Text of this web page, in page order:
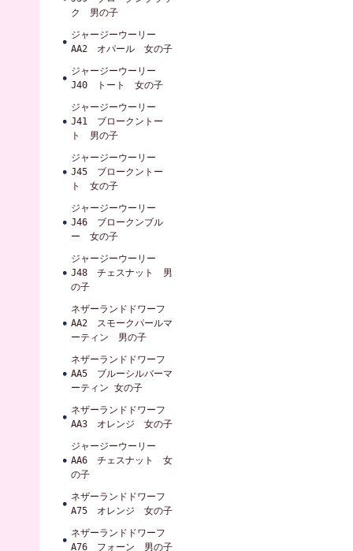
ク 男の子
ジャージーウーリー
AA2 オパール 女の子
ジャージーウーリー
J40 トート 女の子
ジャージーウーリー
J41 ブロークントー
ト 男の子
ジャージーウーリー
J45 ブロークントー
ト 女の子
ジャージーウーリー
J46 ブロークンブル
ー 女の子
ジャージーウーリー
J48 チェスナット 男
の子
ネザーランドドワーフ
AA2 スモークパールマ
ーティン 男の子
ネザーランドドワーフ
AA5 ブルーシルバーマ
ーティン 女の子
ネザーランドドワーフ
AA3 オレンジ 女の子
ジャージーウーリー
AA6 チェスナット 女
の子
ネザーランドドワーフ
A75 オレンジ 女の子
ネザーランドドワーフ
A76 フォーン 男の子